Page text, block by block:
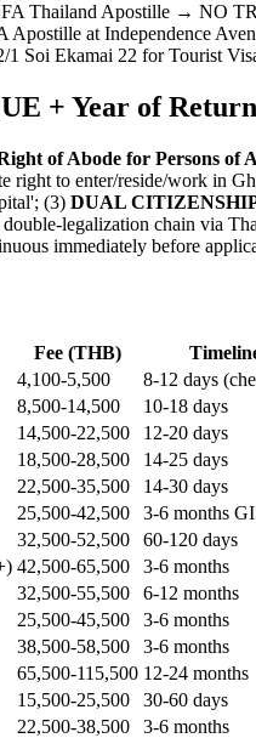
Thailand Apostille → NO
Apostille at Independence
1 Soi Ekamai 22 for Tourist
+ Year of
of Abode for Persons of
to enter/reside/work in
(3) DUAL CITIZENSHIP
legalization chain via
immediately before
Fee (THB)
4,100-5,500
8-12 days
8,500-14,500
10-18 days
14,500-22,500
12-20 days
18,500-28,500
14-25 days
22,500-35,500
14-30 days
25,500-42,500
3-6 months
32,500-52,500
60-120 days
42,500-65,500
3-6 months
32,500-55,500
6-12 months
25,500-45,500
3-6 months
38,500-58,500
3-6 months
65,500-115,500 12-24 months
15,500-25,500
30-60 days
22,500-38,500 3-6 months